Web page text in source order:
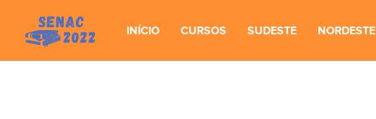
INÍCIO CURSOS SUDESTE NORDESTE